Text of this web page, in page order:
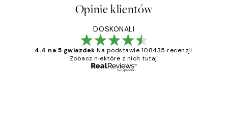
Opinie klientów
DOSKONALI
4.4 na 5 gwiazdek Na podstawie 108435 recenzji.
Zobacz niektóre z nich tutaj.